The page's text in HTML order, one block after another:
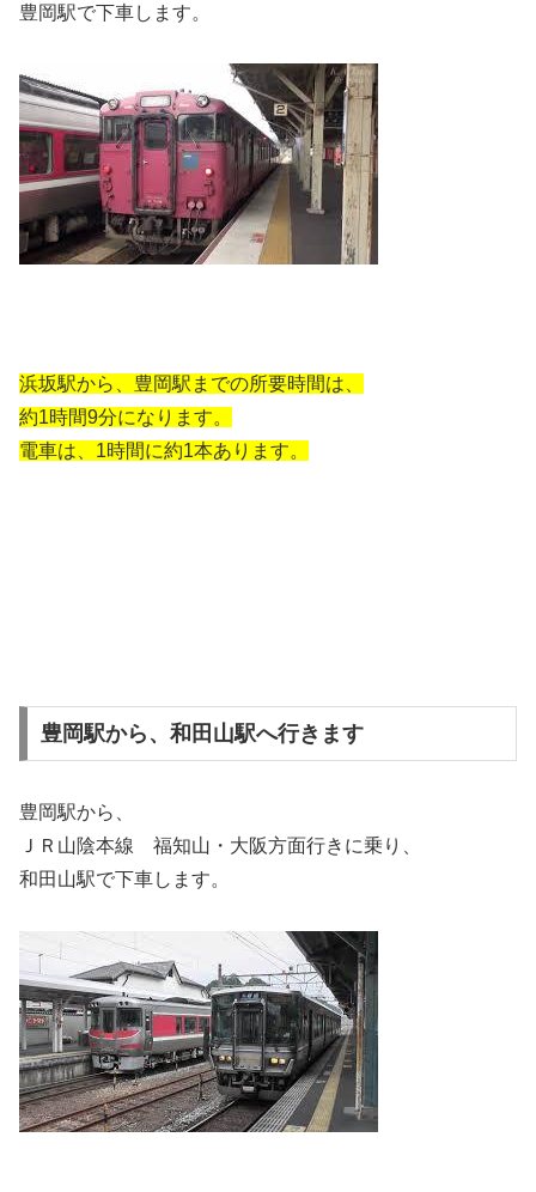
豊岡駅で下車します。
浜坂駅から、豊岡駅までの所要時間は、
約1時間9分になります。
電車は、1時間に約1本あります。
豊岡駅から、和田山駅へ行きます
豊岡駅から、
ＪＲ山陰本線 福知山・大阪方面行きに乗り、
和田山駅で下車します。